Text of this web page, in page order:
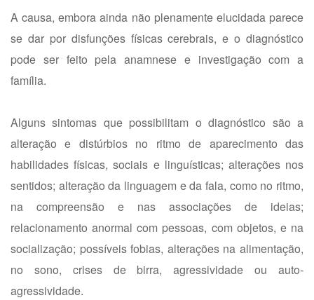
A causa, embora ainda não plenamente elucidada parece
se dar por disfunções físicas cerebrais, e o diagnóstico
pode ser feito pela anamnese e investigação com a
família.
Alguns sintomas que possibilitam o diagnóstico são a
alteração e distúrbios no ritmo de aparecimento das
habilidades físicas, sociais e linguísticas; alterações nos
sentidos; alteração da linguagem e da fala, como no ritmo,
na compreensão e nas associações de ideias;
relacionamento anormal com pessoas, com objetos, e na
socialização; possíveis fobias, alterações na alimentação,
no sono, crises de birra, agressividade ou auto-
agressividade.